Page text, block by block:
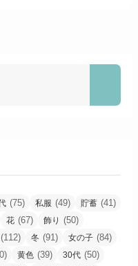
(75) 私服 (49) 貯蓄 (41)
花 (67) 飾り (50)
(112) 冬 (91) 女の子 (84)
黄色 (39) 30代 (50)